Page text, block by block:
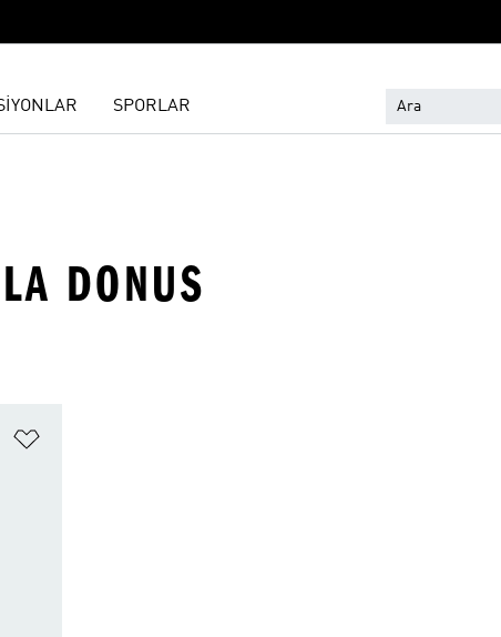
SPORLAR
DONUS